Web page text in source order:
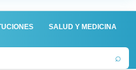
SALUD Y MEDICINA
⌕